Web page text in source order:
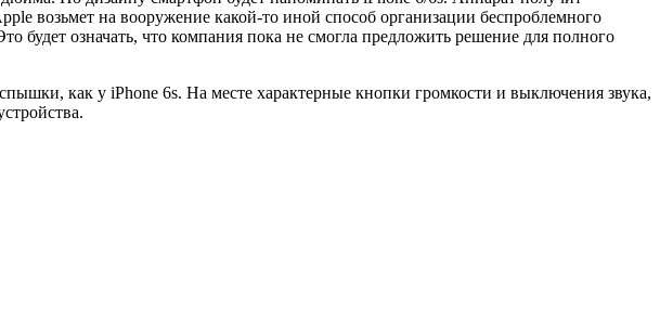
возьмет на вооружение какой-то иной способ организации беспроблемного
будет означать, что компания пока не смогла предложить решение для полного
как у iPhone 6s. На месте характерные кнопки громкости и выключения звука,